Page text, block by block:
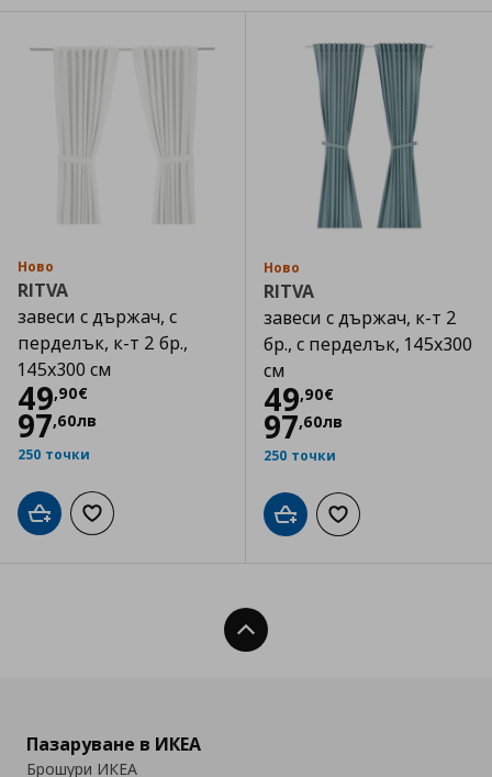
Ново
RITVA
завеси с държач, с
перделък, к-т 2 бр.,
145x300 см
49,90€
Цена
97,60лв
250 точки
Добави в кошницата
Добави към списъка с любими
Ново
RITVA
завеси с държач, к-т 2
бр., с перделък, 145x300
см
49,90€
Цена
97,60лв
250 точки
Добави в кошницата
Добави към
Нагоре
Пазаруване в ИКЕА
Брошури ИКЕА